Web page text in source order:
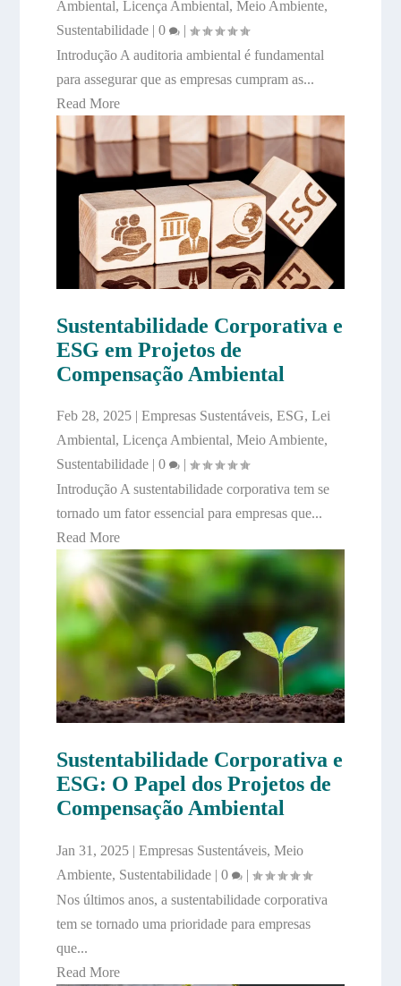
Ambiental, Licença Ambiental, Meio Ambiente,
Sustentabilidade| 0
|
Introdução A auditoria ambiental é fundamental
para assegurar que as empresas cumpram as...
Read More
Sustentabilidade Corporativa e
ESG em Projetos de
Compensação Ambiental
Feb 28, 2025| Empresas Sustentáveis, ESG, Lei
Ambiental, Licença Ambiental, Meio Ambiente,
Sustentabilidade| 0
|
Introdução A sustentabilidade corporativa tem se
tornado um fator essencial para empresas que...
Read More
Sustentabilidade Corporativa e
ESG: O Papel dos Projetos de
Compensação Ambiental
Jan 31, 2025| Empresas Sustentáveis, Meio
Ambiente, Sustentabilidade| 0
|
Nos últimos anos, a sustentabilidade corporativa
tem se tornado uma prioridade para empresas
que...
Read More